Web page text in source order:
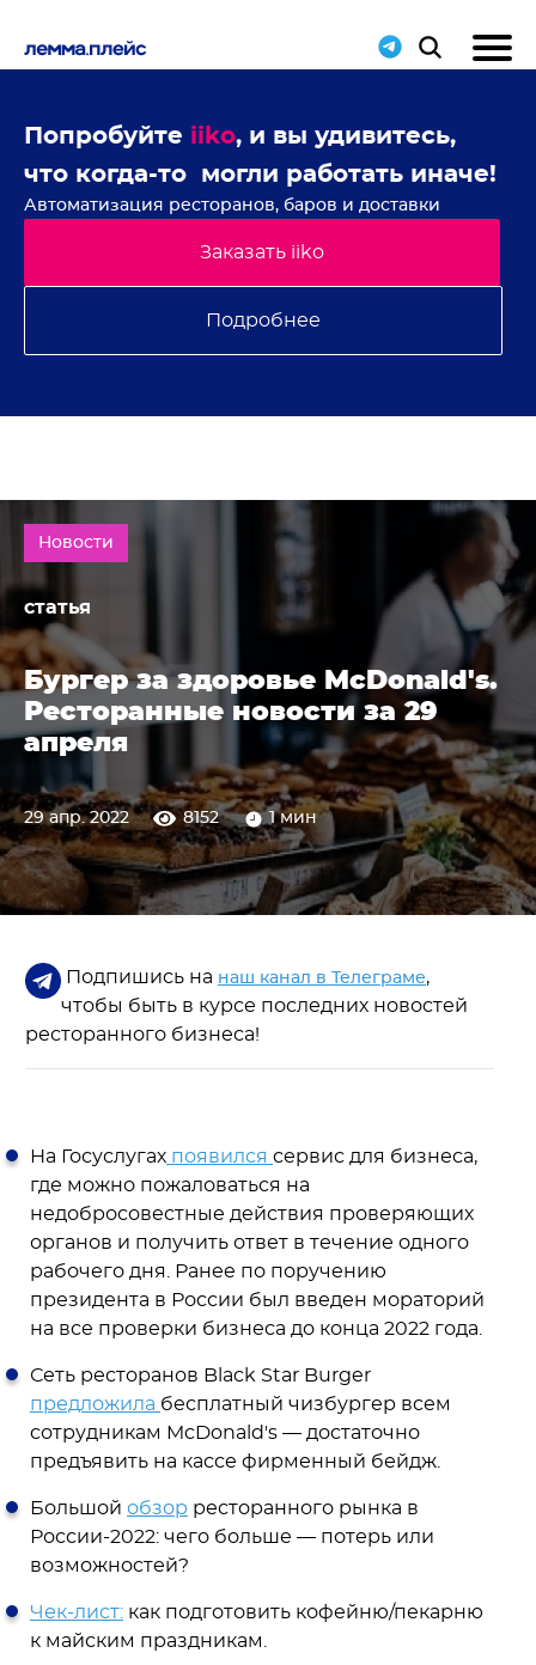
Попробуйте iiko, и вы удивитесь,
что когда-то могли работать иначе!
Автоматизация ресторанов, баров и доставки
Заказать iiko
Подробнее
Новости
статья
Бургер за здоровье McDonald's.
Ресторанные новости за 29
апреля
29 апр. 2022 8152 1 мин
Подпишись на наш канал в Телеграме,
чтобы быть в курсе последних новостей
ресторанного бизнеса!
На Госуслугах появился сервис для бизнеса,
где можно пожаловаться на
недобросовестные действия проверяющих
органов и получить ответ в течение одного
рабочего дня. Ранее по поручению
президента в России был введен мораторий
на все проверки бизнеса до конца 2022 года.
Сеть ресторанов Black Star Burger
предложила бесплатный чизбургер всем
сотрудникам McDonald's — достаточно
предъявить на кассе фирменный бейдж.
Большой обзор ресторанного рынка в
России-2022: чего больше — потерь или
возможностей?
Чек-лист: как подготовить кофейню/пекарню
к майским праздникам.